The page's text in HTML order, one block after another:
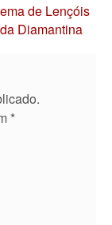
de Lençóis
Diamantina
*